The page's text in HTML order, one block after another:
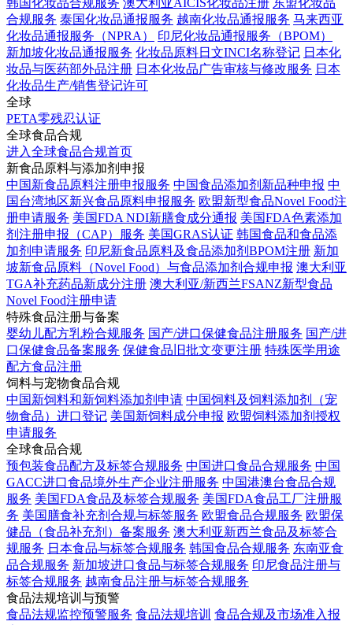
韩国化妆品合规服务 澳大利亚AICIS化妆品注册 东盟化妆品
合规服务 泰国化妆品通报服务 越南化妆品通报服务 马来西亚
化妆品通报服务（NPRA）
印尼化妆品通报服务（BPOM）
新加坡化妆品通报服务 化妆品原料日文INCI名称登记 日本化
妆品与医药部外品注册 日本化妆品广告审核与修改服务 日本
化妆品生产/销售登记许可
全球
PETA零残忍认证
全球食品合规
进入全球食品合规首页
新食品原料与添加剂申报
中国新食品原料注册申报服务 中国食品添加剂新品种申报 中
国台湾地区新兴食品原料申报服务 欧盟新型食品Novel Food注
册申请服务 美国FDA NDI新膳食成分通报 美国FDA色素添加
剂注册申报（CAP）服务 美国GRAS认证 韩国食品和食品添
加剂申请服务 印尼新食品原料及食品添加剂BPOM注册 新加
坡新食品原料（Novel Food）与食品添加剂合规申报 澳大利亚
TGA补充药品新成分注册 澳大利亚/新西兰FSANZ新型食品
Novel Food注册申请
特殊食品注册与备案
婴幼儿配方乳粉合规服务 国产/进口保健食品注册服务 国产/进
口保健食品备案服务 保健食品旧批文变更注册 特殊医学用途
配方食品注册
饲料与宠物食品合规
中国新饲料和新饲料添加剂申请 中国饲料及饲料添加剂（宠
物食品）进口登记 美国新饲料成分申报 欧盟饲料添加剂授权
申请服务
全球食品合规
预包装食品配方及标签合规服务 中国进口食品合规服务 中国
GACC进口食品境外生产企业注册服务 中国港澳台食品合规
服务 美国FDA食品及标签合规服务 美国FDA食品工厂注册服
务 美国膳食补充剂合规与标签服务 欧盟食品合规服务 欧盟保
健品（食品补充剂）备案服务 澳大利亚新西兰食品及标签合
规服务 日本食品与标签合规服务 韩国食品合规服务 东南亚食
品合规服务 新加坡进口食品与标签合规服务 印尼食品注册与
标签合规服务 越南食品注册与标签合规服务
食品法规培训与预警
食品法规监控预警服务 食品法规培训 食品合规及市场准入报